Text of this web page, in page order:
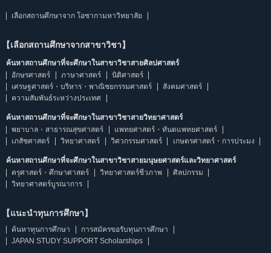
เลือกสถานศึกษาจาก โอซากามหาวิทยาลัย
【เลือกสถานศึกษาจากสาขาวิชา】
ค้นหาสถานศึกษาที่จะศึกษาในสาขาวิชาสายศิลปศาสตร์
อักษรศาสตร์
ภาษาศาสตร์
นิติศาสตร์
เศรษฐศาสตร์・บริหาร・พาณิชยกรรมศาสตร์
สังคมศาสตร์
ความสัมพันธ์ระหว่างประเทศ
ค้นหาสถานศึกษาที่จะศึกษาในสาขาวิชาสายวิทยาศาสตร์
พยาบาล・สาธารณสุขศาสตร์
แพทยศาสตร์・ทันตแพทยศาสตร์
เภสัชศาสตร์
วิทยาศาสตร์ วิศวกรรมศาสตร์ เกษตรศาสตร์・การประมง
ค้นหาสถานศึกษาที่จะศึกษาในสาขาวิชาสายมนุษยศาสตร์และวิทยาศาสตร์
ครุศาสตร์・ศึกษาศาสตร์
วิทยาศาสตร์ชีวภาพ
ศิลปกรรม
วิทยาศาสตร์บูรณาการ
【แนะนำทุนการศึกษา】
ค้นหาทุนการศึกษา
การสมัครขอรับทุนการศึกษา
JAPAN STUDY SUPPORT Scholarships